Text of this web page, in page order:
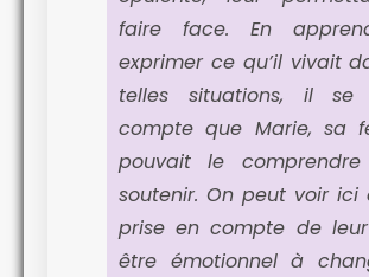
faire face. En
exprimer ce qu’il vivait
telles situations, il se
compte que Marie, sa
pouvait le
soutenir. On peut voir ici
prise en compte de
être émotionnel à